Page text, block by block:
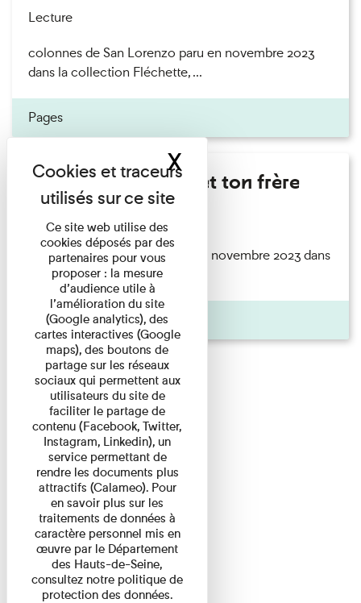
Lecture
colonnes de San Lorenzo paru en novembre 2023
dans la collection Fléchette, ...
Pages
Marie Cosnay - Toi et ton frère
Lecture
ouvrage Toi et ton frère paru en novembre 2023 dans
la collection ...
Pages
Ce site web utilise des
cookies déposés par des
partenaires pour vous
proposer : la mesure
d’audience utile à
l’amélioration du site
(Google analytics), des
cartes interactives (Google
maps), des boutons de
partage sur les réseaux
sociaux qui permettent aux
utilisateurs du site de
faciliter le partage de
contenu (Facebook, Twitter,
Instagram, Linkedin), un
service permettant de
rendre les documents plus
attractifs (Calameo). Pour
en savoir plus sur les
traitements de données à
caractère personnel mis en
œuvre par le Département
des Hauts-de-Seine,
consultez notre politique de
protection des données.
XMasquer le